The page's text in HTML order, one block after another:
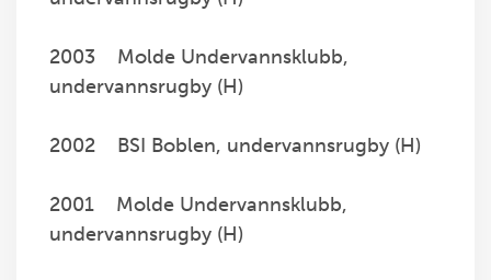
2003 Molde Undervannsklubb,
undervannsrugby (H)
2002 BSI Boblen, undervannsrugby (H)
2001 Molde Undervannsklubb,
undervannsrugby (H)